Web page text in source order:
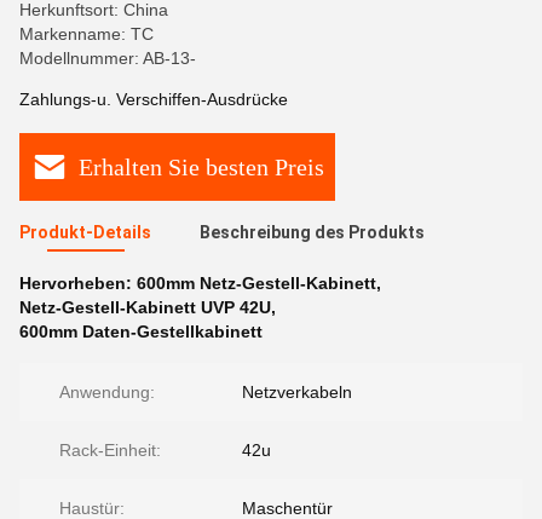
Herkunftsort: China
Markenname: TC
Modellnummer: AB-13-
Zahlungs-u. Verschiffen-Ausdrücke
Erhalten Sie besten Preis
Produkt-Details Beschreibung des Produkts
Hervorheben: 600mm Netz-Gestell-Kabinett,
Netz-Gestell-Kabinett UVP 42U,
600mm Daten-Gestellkabinett
Anwendung: Netzverkabeln
Rack-Einheit: 42u
Haustür: Maschentür